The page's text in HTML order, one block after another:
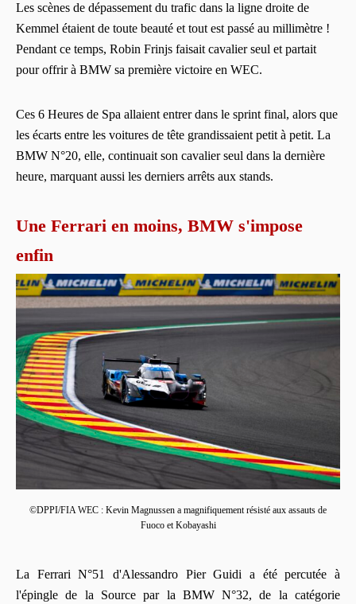
Les scènes de dépassement du trafic dans la ligne droite de
Kemmel étaient de toute beauté et tout est passé au millimètre !
Pendant ce temps, Robin Frinjs faisait cavalier seul et partait
pour offrir à BMW sa première victoire en WEC.
Ces 6 Heures de Spa allaient entrer dans le sprint final, alors que
les écarts entre les voitures de tête grandissaient petit à petit. La
BMW N°20, elle, continuait son cavalier seul dans la dernière
heure, marquant aussi les derniers arrêts aux stands.
Une Ferrari en moins, BMW s'impose
enfin
©DPPI/FIA WEC : Kevin Magnussen a magnifiquement résisté aux assauts de
Fuoco et Kobayashi
La Ferrari N°51 d'Alessandro Pier Guidi a été percutée à
l'épingle de la Source par la BMW N°32, de la catégorie